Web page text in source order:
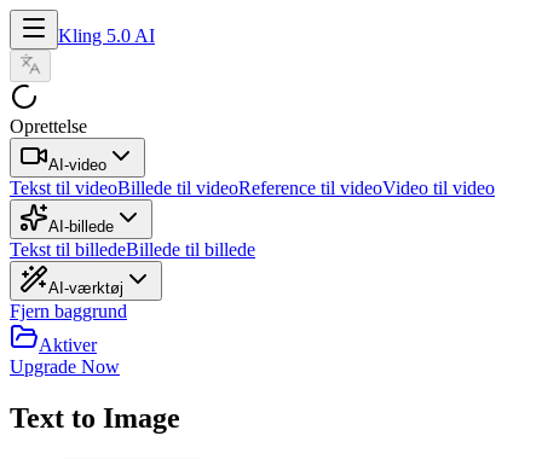
Kling 5.0 AI
Oprettelse
AI-video
Tekst til videoBillede til videoReference til videoVideo til video
AI-billede
Tekst til billedeBillede til billede
AI-værktøj
Fjern baggrund
Aktiver
Upgrade Now
Text to Image